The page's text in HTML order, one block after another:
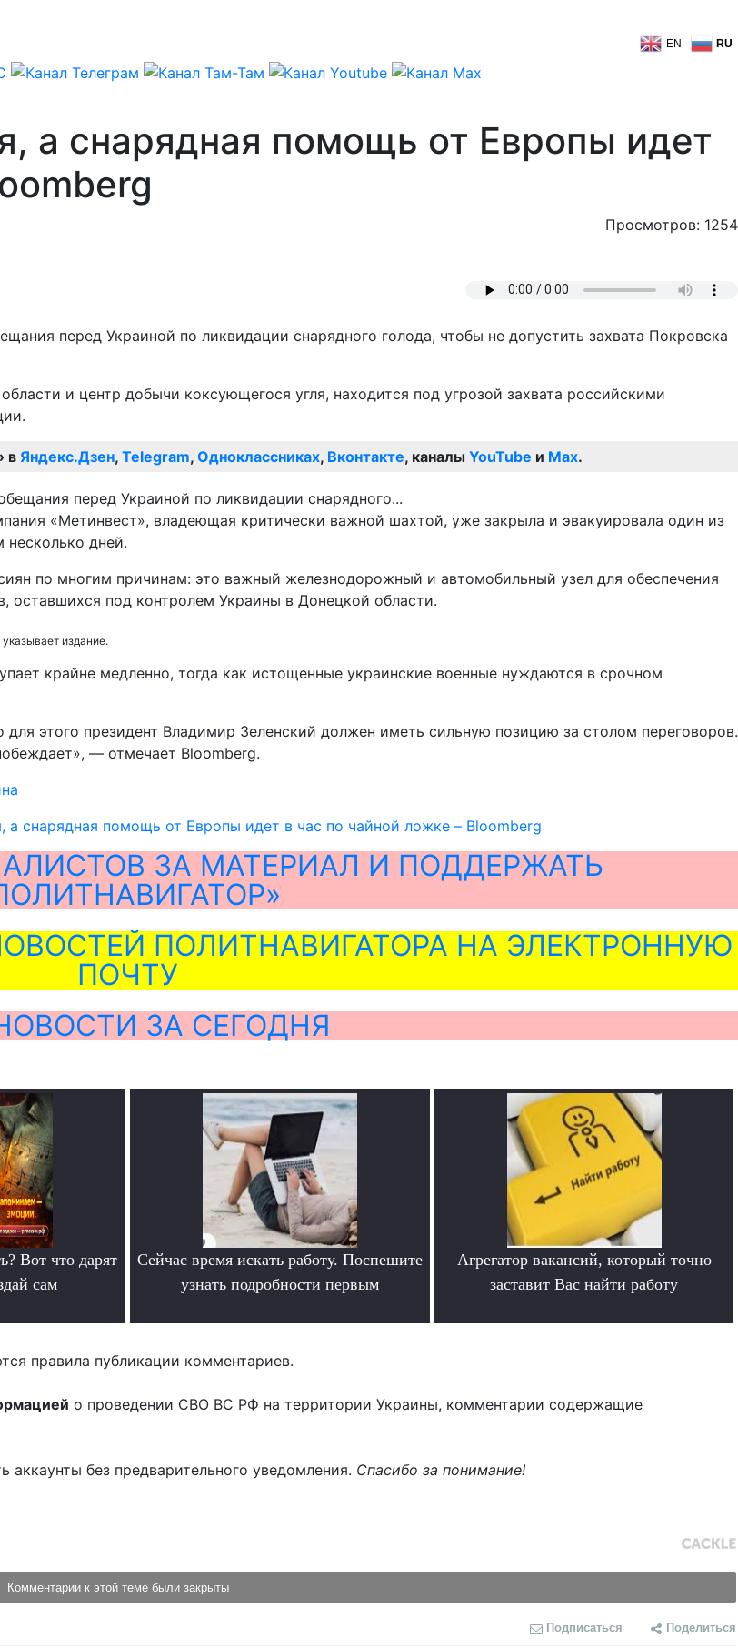
EN RU
а снарядная помощь от Европы идет
Просмотров: 1254
перед Украиной по ликвидации снарядного голода, чтобы не допустить захвата Покровска
и центр добычи коксующегося угля, находится под угрозой захвата российскими
в Яндекс.Дзен, Telegram, Одноклассниках, Вконтакте, каналы YouTube и Max.
«Метинвест», владеющая критически важной шахтой, уже закрыла и эвакуировала один из
дней.
по многим причинам: это важный железнодорожный и автомобильный узел для обеспечения
оставшихся под контролем Украины в Донецкой области.
издание.
крайне медленно, тогда как истощенные украинские военные нуждаются в срочном
этого президент Владимир Зеленский должен иметь сильную позицию за столом переговоров.
— отмечает Bloomberg.
а снарядная помощь от Европы идет в час по чайной ложке – Bloomberg
ЗА МАТЕРИАЛ И ПОДДЕРЖАТЬ
ПОЛИТНАВИГАТОРА НА ЭЛЕКТРОННУЮ
ПОЧТУ
ЗА СЕГОДНЯ
Вот что дарят
сам
Сейчас время искать работу. Поспешите
узнать подробности первым
Агрегатор вакансий, который точно
заставит Вас найти работу
правила публикации комментариев.
о проведении СВО ВС РФ на территории Украины, комментарии содержащие
без предварительного уведомления. Спасибо за понимание!
Комментарии к этой теме были закрыты
Подписаться Поделиться